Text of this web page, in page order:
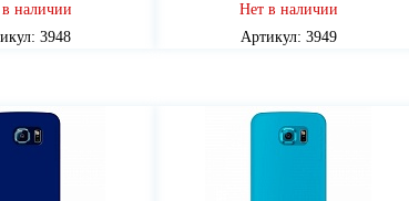
наличии
3948
Нет в наличии
Артикул: 3949